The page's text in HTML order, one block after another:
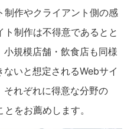
制作やクライアント側の感
制作は不得意であるとと
小規模店舗・飲食店も同様
いと想定されるWebサイ
それぞれに得意な分野の
をお薦めします。